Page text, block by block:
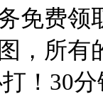
免费领
，所有
！30